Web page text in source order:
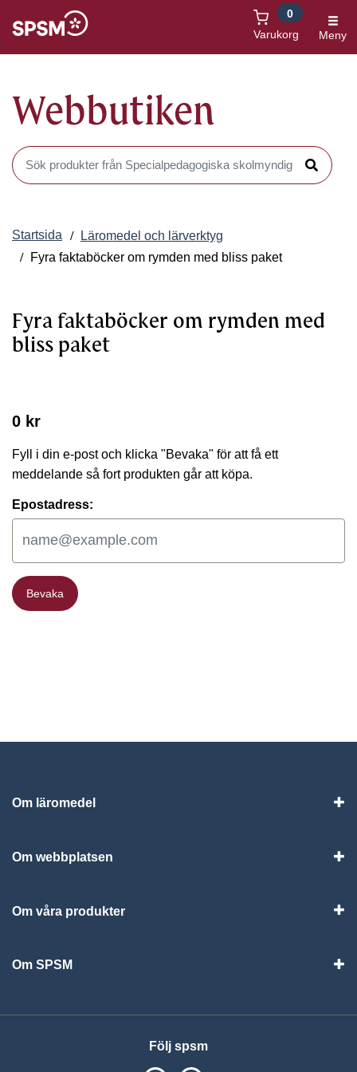
Varukorg
0
Meny
Webbutiken
Sök produkter i Webbutiken
Sök
Startsida
Läromedel och lärverktyg
Fyra faktaböcker om rymden med bliss paket
Fyra faktaböcker om rymden med
bliss paket
0 kr
Fyll i din e-post och klicka "Bevaka" för att få ett
meddelande så fort produkten går att köpa.
Epostadress:
Bevaka
Bevaka
Om läromedel
Om webbplatsen
Om våra produkter
Om SPSM
Följ spsm